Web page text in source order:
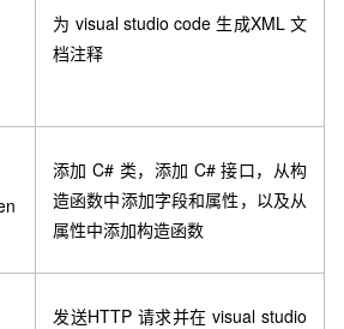
为 visual studio code 生成XML 文
档注释
添加 C# 类，添加 C# 接口，从构
造函数中添加字段和属性，以及从
属性中添加构造函数
发送HTTP 请求并在 visual studio